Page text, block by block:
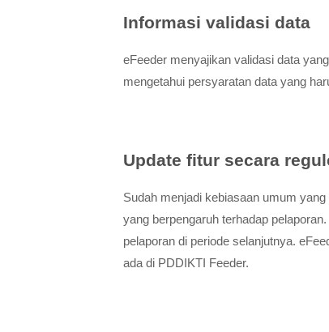
Informasi validasi data
eFeeder menyajikan validasi data
mengetahui persyaratan data yang
Update fitur secara
Sudah menjadi kebiasaan umum
yang berpengaruh terhadap
pelaporan di periode selanjutnya.
ada di PDDIKTI Feeder.